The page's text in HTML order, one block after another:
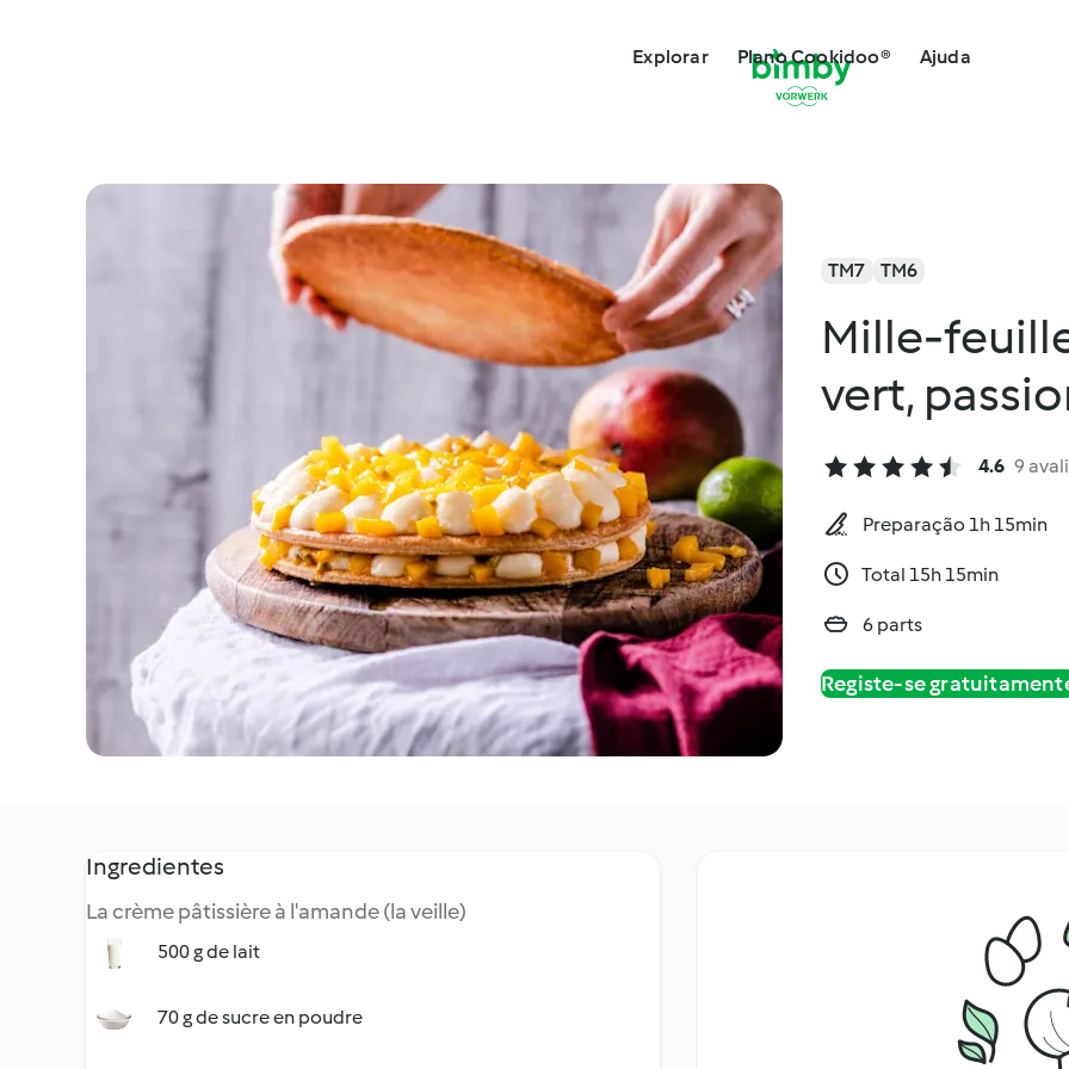
Explorar Plano Cookidoo® Ajuda
TM7 TM6
Mille-
vert,
4.6 9
Preparação 1h 15min
Total 15h 15min
6 parts
Registe-se
Ingredientes
La crème pâtissière à l'amande (la veille)
500 g de lait
70 g de sucre en poudre